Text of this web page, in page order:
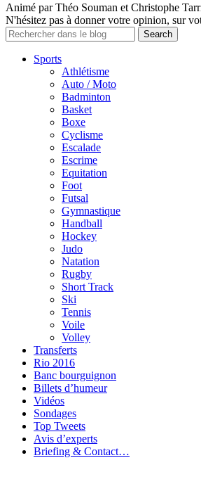
Animé par Théo Souman et Christophe
N'hésitez pas à donner votre opinion, sur
Sports
Athlétisme
Auto / Moto
Badminton
Basket
Boxe
Cyclisme
Escalade
Escrime
Equitation
Foot
Futsal
Gymnastique
Handball
Hockey
Judo
Natation
Rugby
Short Track
Ski
Tennis
Voile
Volley
Transferts
Rio 2016
Banc bourguignon
Billets d’humeur
Vidéos
Sondages
Top Tweets
Avis d’experts
Briefing & Contact…